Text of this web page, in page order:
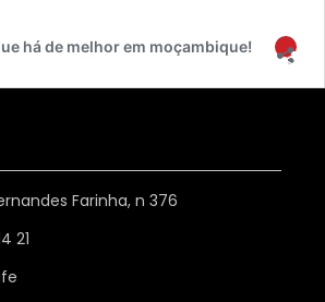
há de melhor em moçambique!
Farinha, n 376
21